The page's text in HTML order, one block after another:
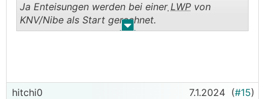
. .
Ja Enteisungen werden bei einerLWP von
KNV/Nibe als Start gerechnet.
STEBEA schrieb:
hitchi0 7.1.2024 (#15)